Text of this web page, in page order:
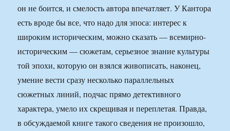
он не боится, и смелость автора впечатляет. У Кантора
есть вроде бы все, что надо для эпоса: интерес к
широким историческим, можно сказать — всемирно-
историческим — сюжетам, серьезное знание культуры
той эпохи, которую он взялся живописать, наконец,
умение вести сразу несколько параллельных
сюжетных линий, подчас прямо детективного
характера, умело их скрещивая и переплетая. Правда,
в обсуждаемой книге такого сведения не произошло,